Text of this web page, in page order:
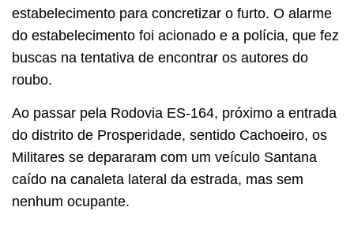
estabelecimento para concretizar o furto. O alarme
do estabelecimento foi acionado e a polícia, que fez
buscas na tentativa de encontrar os autores do
roubo.
Ao passar pela Rodovia ES-164, próximo a entrada
do distrito de Prosperidade, sentido Cachoeiro, os
Militares se depararam com um veículo Santana
caído na canaleta lateral da estrada, mas sem
nenhum ocupante.